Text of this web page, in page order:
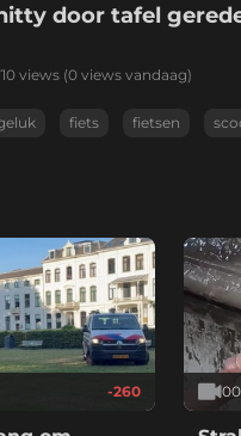
door tafel
views (0 views vandaag)
fiets fietsen
-260